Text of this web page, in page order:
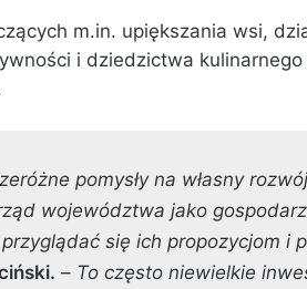
m.in. upiększania wsi,
i dziedzictwa
pomysły na własny
województwa jako
się ich propozycjom i
– To często niewielkie